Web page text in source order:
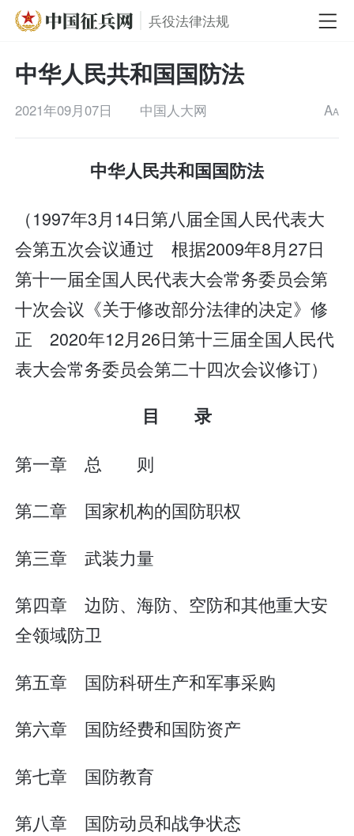
兵役法律法规
中华人民共和国国防法
2021年09月07日 中国人大网 AA
中华人民共和国国防法
（1997年3月14日第八届全国人民代表大
会第五次会议通过 根据2009年8月27日
第十一届全国人民代表大会常务委员会第
十次会议《关于修改部分法律的决定》修
正 2020年12月26日第十三届全国人民代
表大会常务委员会第二十四次会议修订）
目 录
第一章 总 则
第二章 国家机构的国防职权
第三章 武装力量
第四章 边防、海防、空防和其他重大安
全领域防卫
第五章 国防科研生产和军事采购
第六章 国防经费和国防资产
第七章 国防教育
第八章 国防动员和战争状态